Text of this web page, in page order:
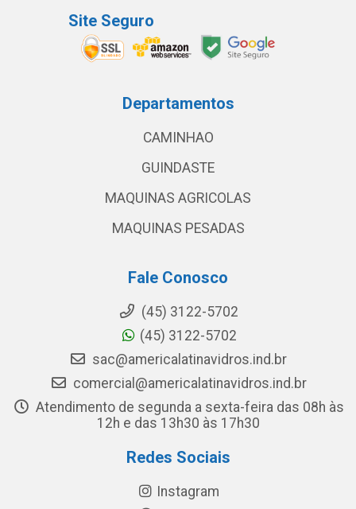
Site Seguro
Departamentos
CAMINHAO
GUINDASTE
MAQUINAS AGRICOLAS
MAQUINAS PESADAS
Fale Conosco
(45) 3122-5702
(45) 3122-5702
sac@americalatinavidros.ind.br
comercial@americalatinavidros.ind.br
Atendimento de segunda a sexta-feira das 08h às
12h e das 13h30 às 17h30
Redes Sociais
Instagram